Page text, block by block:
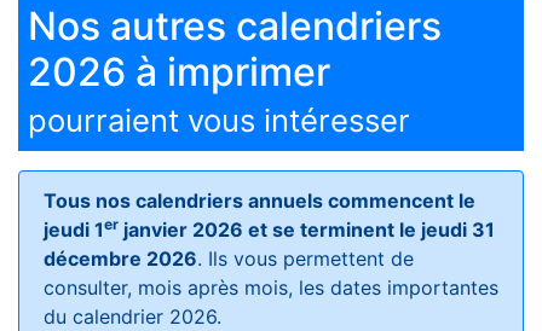
Nos autres calendriers
2026 à imprimer
pourraient vous intéresser
Tous nos calendriers annuels commencent le
jeudi 1er janvier 2026 et se terminent le jeudi 31
décembre 2026. Ils vous permettent de
consulter, mois après mois, les dates importantes
du calendrier 2026.